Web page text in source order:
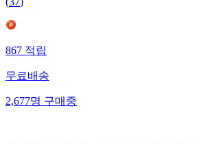
867 적립
무료배송
2,677명 구매중